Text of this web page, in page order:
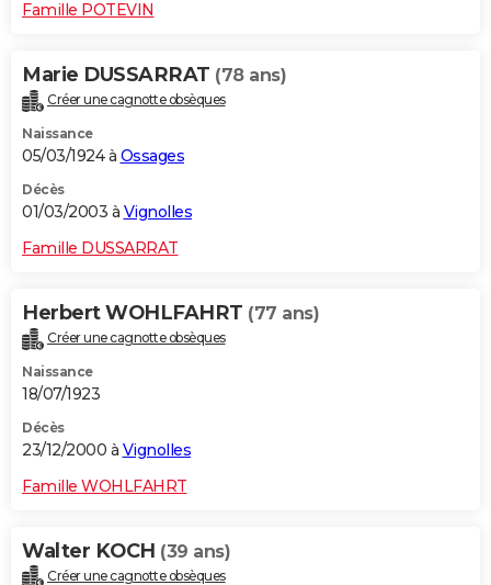
Famille POTEVIN
Marie DUSSARRAT (78 ans)
Créer une cagnotte obsèques
Naissance
05/03/1924 à Ossages
Décès
01/03/2003 à Vignolles
Famille DUSSARRAT
Herbert WOHLFAHRT (77 ans)
Créer une cagnotte obsèques
Naissance
18/07/1923
Décès
23/12/2000 à Vignolles
Famille WOHLFAHRT
Walter KOCH (39 ans)
Créer une cagnotte obsèques